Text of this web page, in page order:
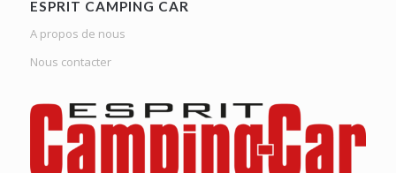
ESPRIT CAMPING CAR
A propos de nous
Nous contacter